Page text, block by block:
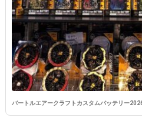
バートルエアークラフトカスタムバッテリー